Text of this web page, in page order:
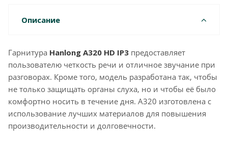
Описание
Гарнитура Hanlong A320 HD IP3 предоставляет
пользователю четкость речи и отличное звучание при
разговорах. Кроме того, модель разработана так, чтобы
не только защищать органы слуха, но и чтобы её было
комфортно носить в течение дня. A320 изготовлена с
использование лучших материалов для повышения
производительности и долговечности.